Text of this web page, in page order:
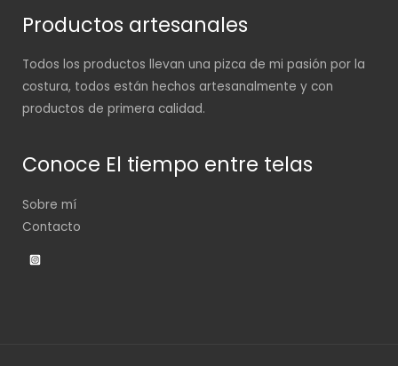
Productos artesanales
Todos los productos llevan una pizca de mi pasión por la
costura, todos están hechos artesanalmente y con
productos de primera calidad.
Conoce El tiempo entre telas
Sobre mí
Contacto